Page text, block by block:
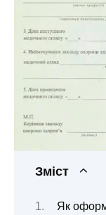
Зміст
Як